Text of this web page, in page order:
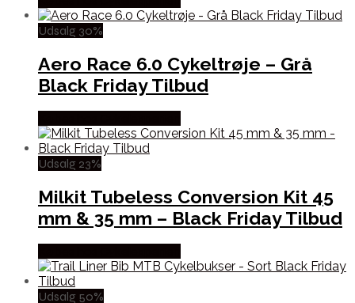
Udsalg 30%
Aero Race 6.0 Cykeltrøje – Grå
Black Friday Tilbud
Udsalg 23%
Milkit Tubeless Conversion Kit 45
mm & 35 mm – Black Friday Tilbud
Udsalg 50%